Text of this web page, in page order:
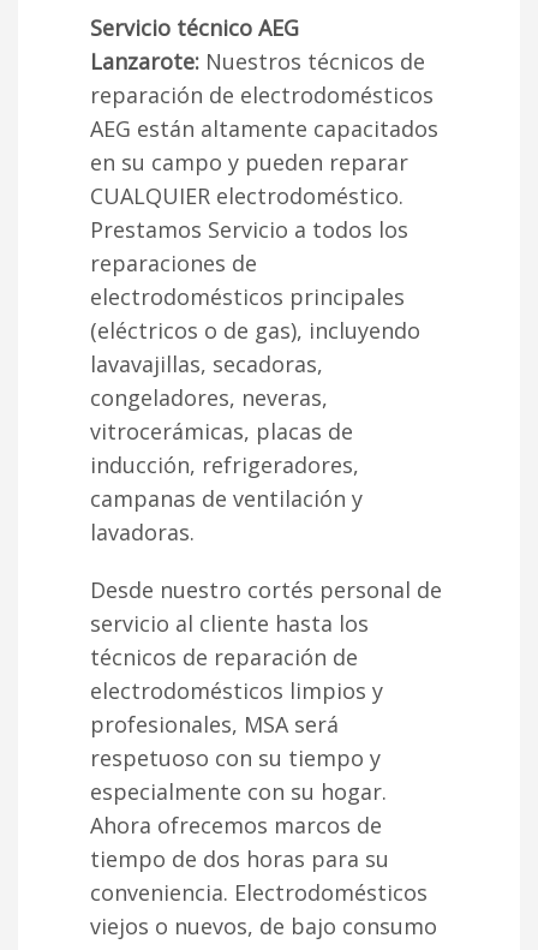
Servicio técnico AEG
Lanzarote: Nuestros técnicos de
reparación de electrodomésticos
AEG están altamente capacitados
en su campo y pueden reparar
CUALQUIER electrodoméstico.
Prestamos Servicio a todos los
reparaciones de
electrodomésticos principales
(eléctricos o de gas), incluyendo
lavavajillas, secadoras,
congeladores, neveras,
vitrocerámicas, placas de
inducción, refrigeradores,
campanas de ventilación y
lavadoras.
Desde nuestro cortés personal de
servicio al cliente hasta los
técnicos de reparación de
electrodomésticos limpios y
profesionales, MSA será
respetuoso con su tiempo y
especialmente con su hogar.
Ahora ofrecemos marcos de
tiempo de dos horas para su
conveniencia. Electrodomésticos
viejos o nuevos, de bajo consumo